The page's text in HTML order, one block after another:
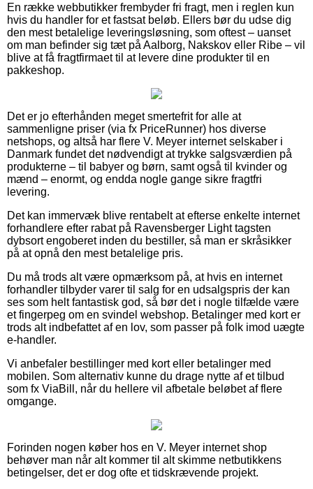
En række webbutikker frembyder fri fragt, men i reglen kun
hvis du handler for et fastsat beløb. Ellers bør du udse dig
den mest betalelige leveringsløsning, som oftest – uanset
om man befinder sig tæt på Aalborg, Nakskov eller Ribe – vil
blive at få fragtfirmaet til at levere dine produkter til en
pakkeshop.
Det er jo efterhånden meget smertefrit for alle at
sammenligne priser (via fx PriceRunner) hos diverse
netshops, og altså har flere V. Meyer internet selskaber i
Danmark fundet det nødvendigt at trykke salgsværdien på
produkterne – til babyer og børn, samt også til kvinder og
mænd – enormt, og endda nogle gange sikre fragtfri
levering.
Det kan immervæk blive rentabelt at efterse enkelte internet
forhandlere efter rabat på Ravensberger Light tagsten
dybsort engoberet inden du bestiller, så man er skråsikker
på at opnå den mest betalelige pris.
Du må trods alt være opmærksom på, at hvis en internet
forhandler tilbyder varer til salg for en udsalgspris der kan
ses som helt fantastisk god, så bør det i nogle tilfælde være
et fingerpeg om en svindel webshop. Betalinger med kort er
trods alt indbefattet af en lov, som passer på folk imod uægte
e-handler.
Vi anbefaler bestillinger med kort eller betalinger med
mobilen. Som alternativ kunne du drage nytte af et tilbud
som fx ViaBill, når du hellere vil afbetale beløbet af flere
omgange.
Forinden nogen køber hos en V. Meyer internet shop
behøver man når alt kommer til alt skimme netbutikkens
betingelser, det er dog ofte et tidskrævende projekt.